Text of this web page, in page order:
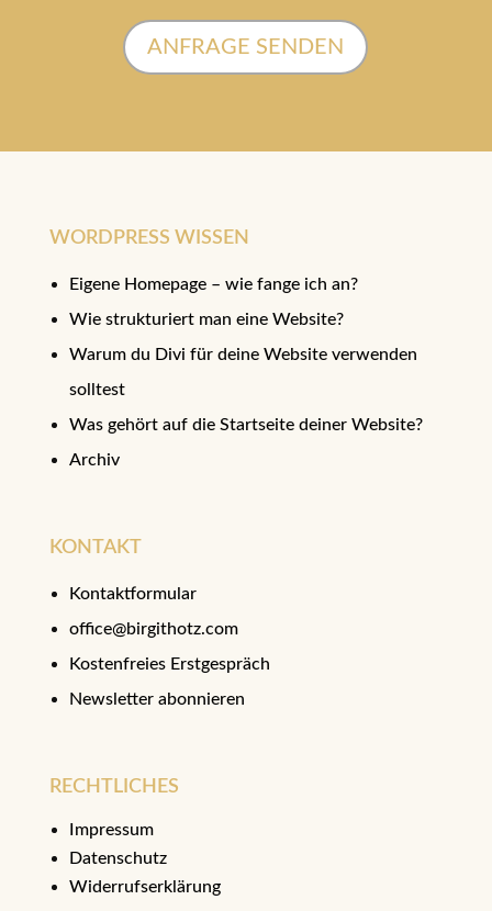
ANFRAGE SENDEN
WORDPRESS WISSEN
Eigene Homepage – wie fange ich an?
Wie strukturiert man eine Website?
Warum du Divi für deine Website verwenden
solltest
Was gehört auf die Startseite deiner Website?
Archiv
KONTAKT
Kontaktformular
office@birgithotz.com
Kostenfreies Erstgespräch
Newsletter abonnieren
RECHTLICHES
Impressum
Datenschutz
Widerrufserklärung